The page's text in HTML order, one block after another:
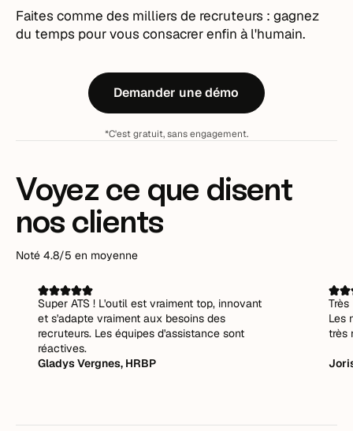
Faites comme des milliers de recruteurs : gagnez
du temps pour vous consacrer enfin à l'humain.
Demander une démo
*C'est gratuit, sans engagement.
Voyez ce que disent
nos clients
Noté 4.8/5 en moyenne
Super ATS ! L'outil est vraiment top, innovant
et s'adapte vraiment aux besoins des
recruteurs. Les équipes d'assistance sont
réactives.
Gladys Vergnes, HRBP
Les
très